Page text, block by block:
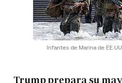
Infantes de Marina de
Trump prepara su